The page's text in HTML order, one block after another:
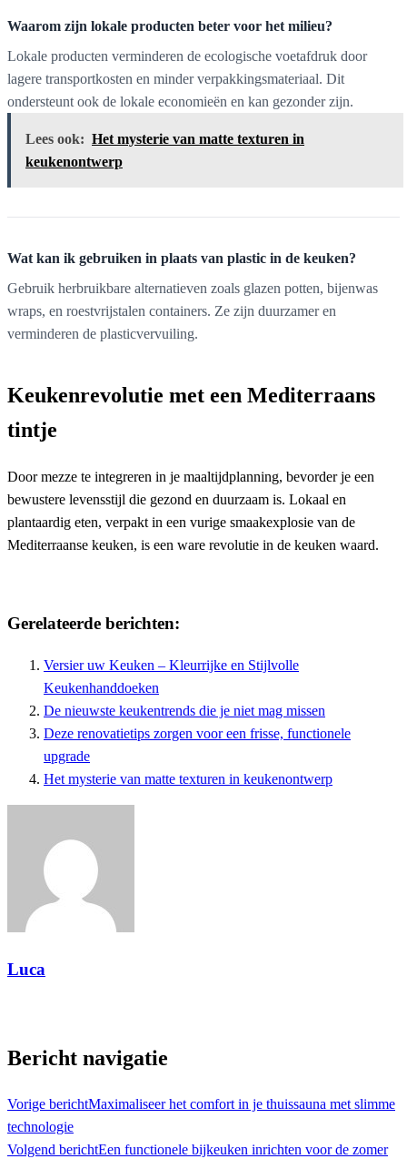
Waarom zijn lokale producten beter voor het milieu?
Lokale producten verminderen de ecologische voetafdruk door
lagere transportkosten en minder verpakkingsmateriaal. Dit
ondersteunt ook de lokale economieën en kan gezonder zijn.
Lees ook: Het mysterie van matte texturen in
keukenontwerp
Wat kan ik gebruiken in plaats van plastic in de keuken?
Gebruik herbruikbare alternatieven zoals glazen potten, bijenwas
wraps, en roestvrijstalen containers. Ze zijn duurzamer en
verminderen de plasticvervuiling.
Keukenrevolutie met een Mediterraans
tintje
Door mezze te integreren in je maaltijdplanning, bevorder je een
bewustere levensstijl die gezond en duurzaam is. Lokaal en
plantaardig eten, verpakt in een vurige smaakexplosie van de
Mediterraanse keuken, is een ware revolutie in de keuken waard.
Gerelateerde berichten:
Versier uw Keuken – Kleurrijke en Stijlvolle
Keukenhanddoeken
De nieuwste keukentrends die je niet mag missen
Deze renovatietips zorgen voor een frisse, functionele
upgrade
Het mysterie van matte texturen in keukenontwerp
Luca
Bericht navigatie
Vorige berichtMaximaliseer het comfort in je thuissauna met slimme
technologie
Volgend berichtEen functionele bijkeuken inrichten voor de zomer